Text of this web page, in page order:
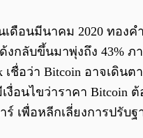
ดือนมีนาคม 2020 ทองค
งกลับขึ้นมาพุ่งถึง 43% ภ
เชื่อว่า Bitcoin อาจเดิน
งื่อนไขว่าราคา Bitcoin
ร์ เพื่อหลีกเลี่ยงการปรับ